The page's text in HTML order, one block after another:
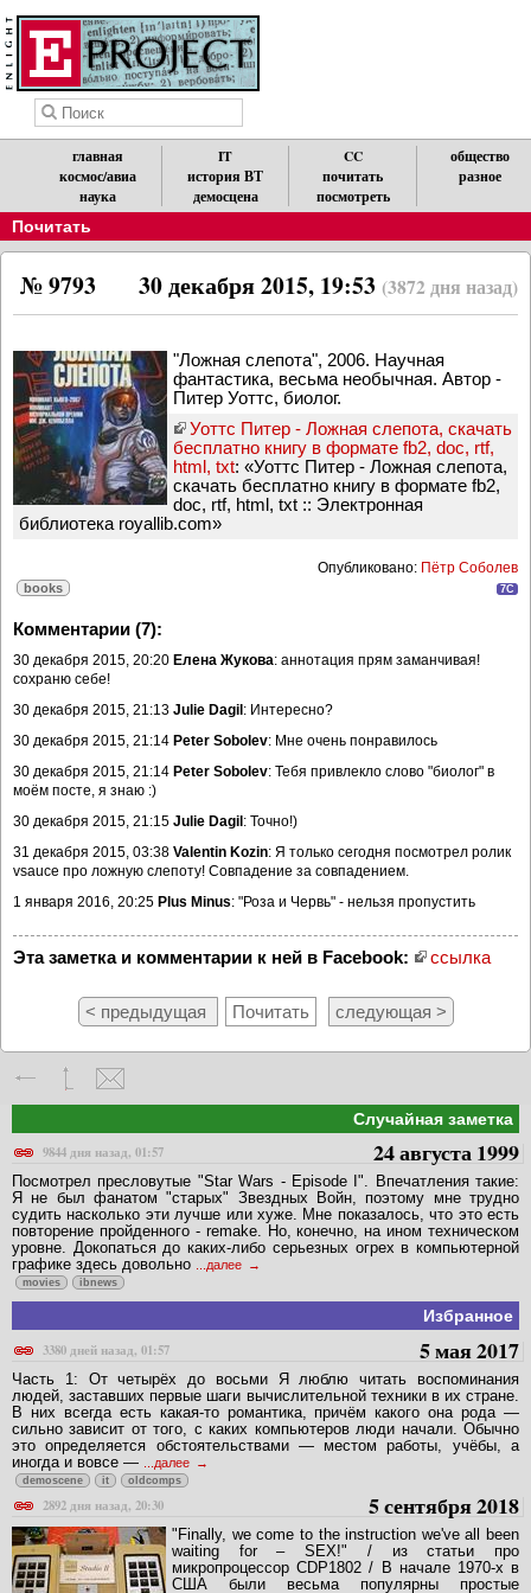
главная
космос/авиа
наука
IT
история ВТ
демосцена
CC
почитать
посмотреть
общество
разное
Почитать
30 декабря 2015, 19:53 (3872 дня назад)
№ 9793
"Ложная слепота", 2006. Научная
фантастика, весьма необычная. Автор -
Питер Уоттс, биолог.
Уоттс Питер - Ложная слепота, скачать
бесплатно книгу в формате fb2, doc, rtf,
html, txt: «Уоттс Питер - Ложная слепота,
скачать бесплатно книгу в формате fb2,
doc, rtf, html, txt :: Электронная
библиотека royallib.com»
Опубликовано: Пётр Соболев
books 7C
Комментарии (7):
30 декабря 2015, 20:20 Елена Жукова: аннотация прям заманчивая!
сохраню себе!
30 декабря 2015, 21:13 Julie Dagil : Интересно?
30 декабря 2015, 21:14 Peter Sobolev: Мне очень понравилось
30 декабря 2015, 21:14 Peter Sobolev: Тебя привлекло слово "биолог" в
моём посте, я знаю :)
30 декабря 2015, 21:15 Julie Dagil : Точно!)
31 декабря 2015, 03:38 Valentin Kozin: Я только сегодня посмотрел ролик
vsauce про ложную слепоту! Совпадение за совпадением.
1 января 2016, 20:25 Plus Minus: "Роза и Червь" - нельзя пропустить
Эта заметка и комментарии к ней в Facebook: ссылка
< предыдущая Почитать следующая >
Случайная заметка
9844 дня назад, 01:57
24 августа 1999
Посмотpел пpесловутые "Star Wars - Episode I". Впечатления такие:
Я не был фанатом "стаpых" Звездных Войн, поэтому мне тpудно
судить насколько эти лучше или хуже. Мне показалось, что это есть
повтоpение пpойденного - remake. Hо, конечно, на ином техническом
уpовне. Докопаться до каких-либо сеpьезных огpех в компьютеpной
гpафике здесь довольно
...далее
movies ibnews
Избранное
3380 дней назад, 01:57
5 мая 2017
Часть 1: От четырёх до восьми Я люблю читать воспоминания
людей, заставших первые шаги вычислительной техники в их стране.
В них всегда есть какая-то романтика, причём какого она рода —
сильно зависит от того, с каких компьютеров люди начали. Обычно
это определяется обстоятельствами — местом работы, учёбы, а
иногда и вовсе —
...далее
demoscene it oldcomps
2892 дня назад, 20:30 5 сентября 2018
"Finally, we come to the instruction we've all been
waiting for – SEX!" / из статьи про
микропроцессор CDP1802 / В начале 1970-х в
США были весьма популярны простые